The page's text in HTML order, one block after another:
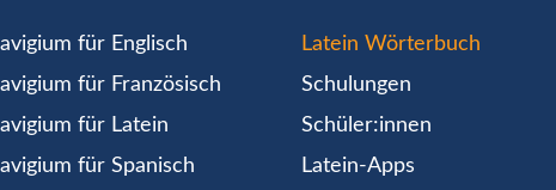
für Englisch
für Französisch
für Latein
für Spanisch
Latein Wörterbuch
Schulungen
Schüler:innen
Latein-Apps